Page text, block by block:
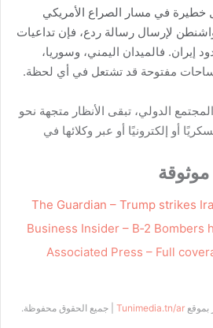
خطيرة في مسار الصراع الأمريكي
لإرسال رسالة ردع، فإن تداعيات
إيران. فالميدان اليمني، وسوريا،
ساحات مفتوحة قد تشتعل في أي لحظة.
الدولي، تبقى الأنظار متجهة نحو
أو إلكترونيًا أو عبر وكلائها في
The Guardian – Trump strikes
Business Insider – B‑2 Bombers
Associated Press – Full
بموقع Tunimedia.tn/ar | جميع الحقوق محفوظة.